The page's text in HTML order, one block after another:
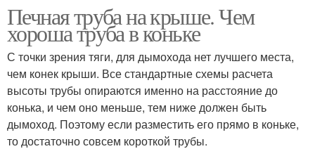
Печная труба на крыше. Чем
хороша труба в коньке
С точки зрения тяги, для дымохода нет лучшего места,
чем конек крыши. Все стандартные схемы расчета
высоты трубы опираются именно на расстояние до
конька, и чем оно меньше, тем ниже должен быть
дымоход. Поэтому если разместить его прямо в коньке,
то достаточно совсем короткой трубы.